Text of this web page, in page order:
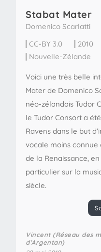
Stabat Mater
Domenico Scarlatti
CC-BY 3.0
2010
Nouvelle-Zélande
Voici une très belle
Mater de Domenico
néo-zélandais Tudor
le Tudor Consort a
Ravens dans le but
vocale moins
de la Renaissance,
particulier sur la
siècle.
Vincent (Réseau des
d'Argentan)